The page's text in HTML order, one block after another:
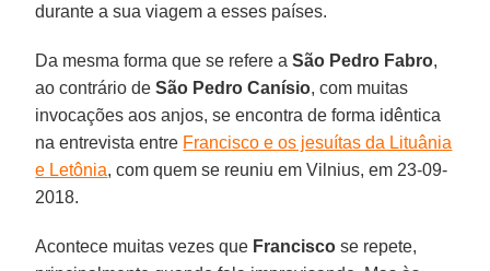
durante a sua viagem a esses países.
Da mesma forma que se refere aSão Pedro Fabro,
ao contrário deSão Pedro Canísio, com muitas
invocações aos anjos, se encontra de forma idêntica
na entrevista entre Francisco e os jesuítas da Lituânia
e Letônia, com quem se reuniu em Vilnius, em 23-09-
2018.
Acontece muitas vezes que Francisco se repete,